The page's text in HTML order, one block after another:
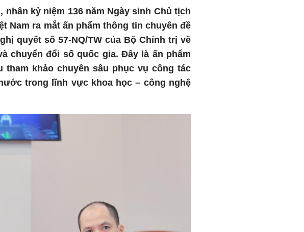
nhân kỷ niệm 136 năm Ngày sinh Chủ tịch
Nam ra mắt ấn phẩm thông tin chuyên đề
quyết số 57-NQ/TW của Bộ Chính trị về
chuyển đổi số quốc gia. Đây là ấn phẩm
tham khảo chuyên sâu phục vụ công tác
trong lĩnh vực khoa học – công nghệ